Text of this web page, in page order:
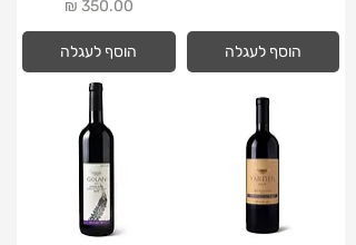
הוסף לעגלה
מחיר
הוסף לעגלה